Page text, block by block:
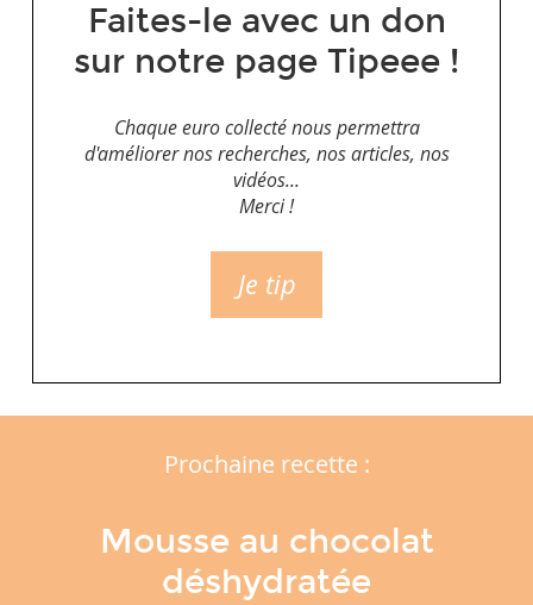
Faites-le avec un don
sur notre page Tipeee !
Chaque euro collecté nous permettra
d'améliorer nos recherches, nos articles, nos
vidéos...
Merci !
Je tip
Prochaine recette :
Mousse au chocolat
déshydratée